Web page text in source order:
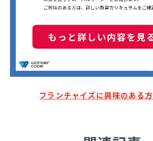
フランチャイズに興味のある